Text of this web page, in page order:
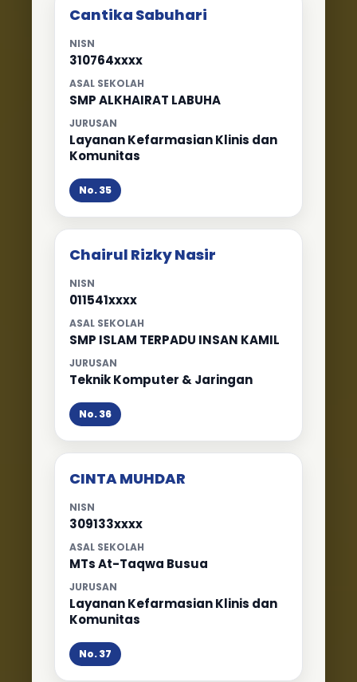
Cantika Sabuhari
NISN
310764xxxx
ASAL SEKOLAH
SMP ALKHAIRAT LABUHA
JURUSAN
Layanan Kefarmasian Klinis dan
Komunitas
No. 35
Chairul Rizky Nasir
NISN
011541xxxx
ASAL SEKOLAH
SMP ISLAM TERPADU INSAN KAMIL
JURUSAN
Teknik Komputer & Jaringan
No. 36
CINTA MUHDAR
NISN
309133xxxx
ASAL SEKOLAH
MTs At-Taqwa Busua
JURUSAN
Layanan Kefarmasian Klinis dan
Komunitas
No. 37